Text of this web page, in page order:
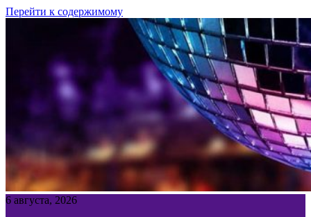
Перейти к содержимому
6 августа, 2026